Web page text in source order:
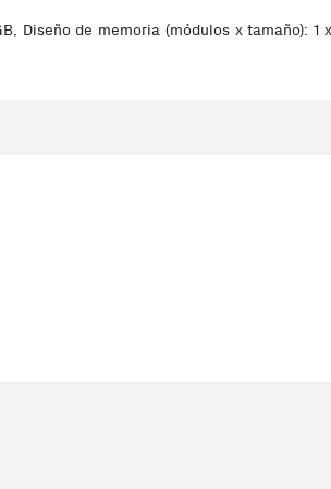
Diseño de memoria (módulos x